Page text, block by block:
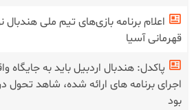
اعلام برنامه بازی‌های تیم ملی
قهرمانی آسیا
پاکدل: هندبال اردبیل باید به جایگاه
اجرای برنامه های ارائه شده، شاهد تحول
بود